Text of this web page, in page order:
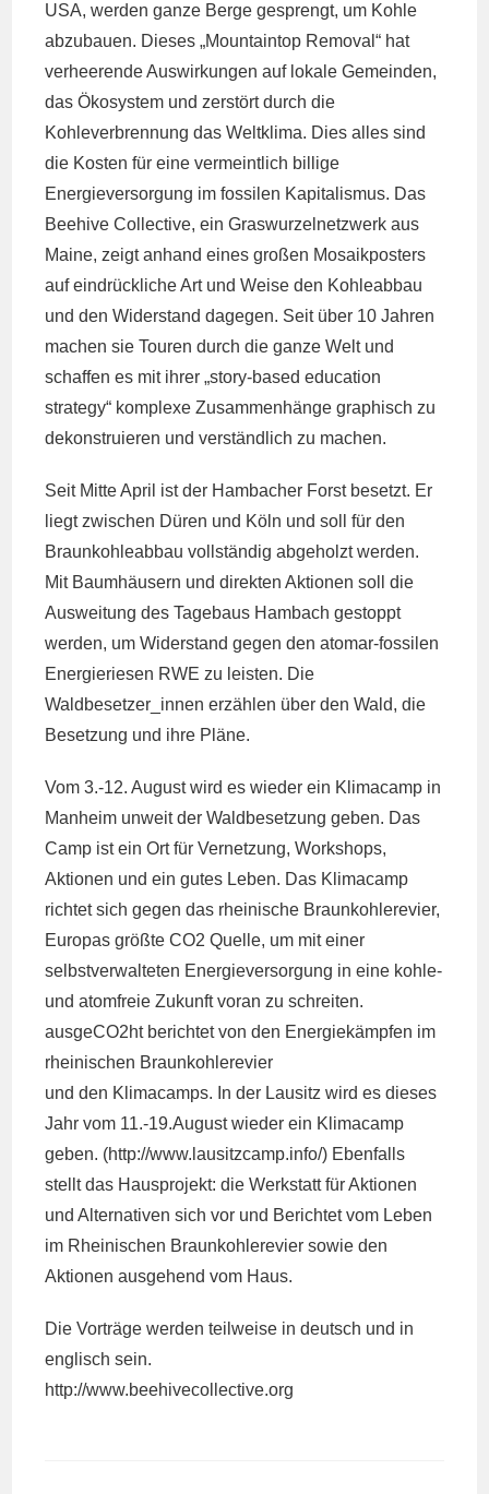
USA, werden ganze Berge gesprengt, um Kohle
abzubauen. Dieses „Mountaintop Removal“ hat
verheerende Auswirkungen auf lokale Gemeinden,
das Ökosystem und zerstört durch die
Kohleverbrennung das Weltklima. Dies alles sind
die Kosten für eine vermeintlich billige
Energieversorgung im fossilen Kapitalismus. Das
Beehive Collective, ein Graswurzelnetzwerk aus
Maine, zeigt anhand eines großen Mosaikposters
auf eindrückliche Art und Weise den Kohleabbau
und den Widerstand dagegen. Seit über 10 Jahren
machen sie Touren durch die ganze Welt und
schaffen es mit ihrer „story-based education
strategy“ komplexe Zusammenhänge graphisch zu
dekonstruieren und verständlich zu machen.
Seit Mitte April ist der Hambacher Forst besetzt. Er
liegt zwischen Düren und Köln und soll für den
Braunkohleabbau vollständig abgeholzt werden.
Mit Baumhäusern und direkten Aktionen soll die
Ausweitung des Tagebaus Hambach gestoppt
werden, um Widerstand gegen den atomar-fossilen
Energieriesen RWE zu leisten. Die
Waldbesetzer_innen erzählen über den Wald, die
Besetzung und ihre Pläne.
Vom 3.-12. August wird es wieder ein Klimacamp in
Manheim unweit der Waldbesetzung geben. Das
Camp ist ein Ort für Vernetzung, Workshops,
Aktionen und ein gutes Leben. Das Klimacamp
richtet sich gegen das rheinische Braunkohlerevier,
Europas größte CO2 Quelle, um mit einer
selbstverwalteten Energieversorgung in eine kohle-
und atomfreie Zukunft voran zu schreiten.
ausgeCO2ht berichtet von den Energiekämpfen im
rheinischen Braunkohlerevier
und den Klimacamps. In der Lausitz wird es dieses
Jahr vom 11.-19.August wieder ein Klimacamp
geben. (http://www.lausitzcamp.info/) Ebenfalls
stellt das Hausprojekt: die Werkstatt für Aktionen
und Alternativen sich vor und Berichtet vom Leben
im Rheinischen Braunkohlerevier sowie den
Aktionen ausgehend vom Haus.
Die Vorträge werden teilweise in deutsch und in
englisch sein.
http://www.beehivecollective.org